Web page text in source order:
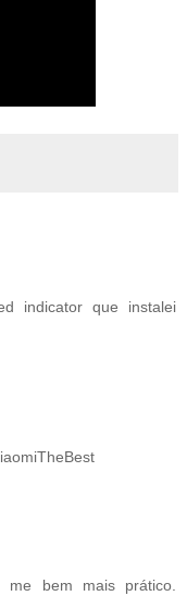
indicator que instalei
bem mais prático.